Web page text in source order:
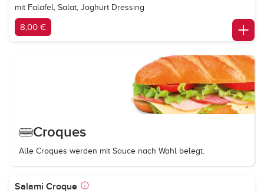
mit Falafel, Salat, Joghurt Dressing
8,00 €
Croques
Alle Croques werden mit Sauce nach Wahl belegt.
Salami Croque